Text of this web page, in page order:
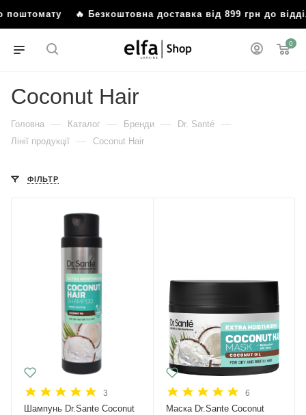
поштомату🔥 Безкоштовна доставка від 899 грн до
0
Coconut Hair
Головна — Каталог — Бренди — Dr. Santé —
Лінії продукції — Coconut Hair
ФІЛЬТР
3
Шампунь Dr.Sante Coconut
6
Маска Dr.Sante Coconut